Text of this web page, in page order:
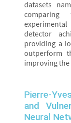
datasets
comparing
detector
providing a
outperform
improving the
Pierre-
and
Neural